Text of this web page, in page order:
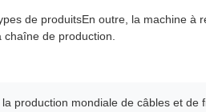
de produitsEn outre, la machine à
de production.
production mondiale de câbles et de